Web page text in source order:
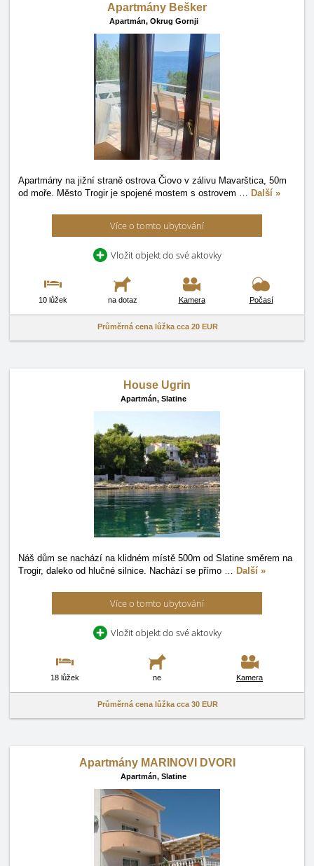
Apartmány Bešker
Apartmán, Okrug Gornji
Apartmány na jižní straně ostrova Čiovo v zálivu Mavarštica, 50m
od moře. Město Trogir je spojené mostem s ostrovem … Další »
Více o tomto ubytování
Vložit objekt do své aktovky
10 lůžek na dotaz Kamera Počasí
Průměrná cena lůžka cca 20 EUR
House Ugrin
Apartmán, Slatine
Náš dům se nachází na klidném místě 500m od Slatine směrem na
Trogir, daleko od hlučné silnice. Nachází se přímo … Další »
Více o tomto ubytování
Vložit objekt do své aktovky
18 lůžek ne Kamera
Průměrná cena lůžka cca 30 EUR
Apartmány MARINOVI DVORI
Apartmán, Slatine